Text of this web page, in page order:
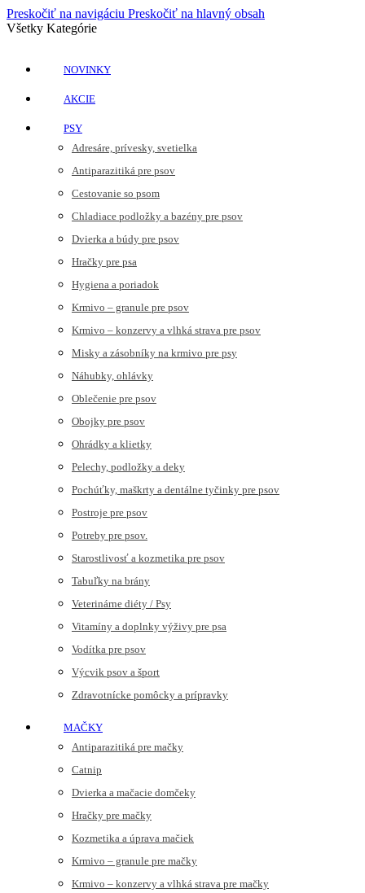
Preskočiť na navigáciu Preskočiť na hlavný obsah
Všetky Kategórie
NOVINKY
AKCIE
PSY
Adresáre, prívesky, svetielka
Antiparazitiká pre psov
Cestovanie so psom
Chladiace podložky a bazény pre psov
Dvierka a búdy pre psov
Hračky pre psa
Hygiena a poriadok
Krmivo – granule pre psov
Krmivo – konzervy a vlhká strava pre psov
Misky a zásobníky na krmivo pre psy
Náhubky, ohlávky
Oblečenie pre psov
Obojky pre psov
Ohrádky a klietky
Pelechy, podložky a deky
Pochúťky, maškrty a dentálne tyčinky pre psov
Postroje pre psov
Potreby pre psov.
Starostlivosť a kozmetika pre psov
Tabuľky na brány
Veterinárne diéty / Psy
Vitamíny a doplnky výživy pre psa
Vodítka pre psov
Výcvik psov a šport
Zdravotnícke pomôcky a prípravky
MAČKY
Antiparazitiká pre mačky
Catnip
Dvierka a mačacie domčeky
Hračky pre mačky
Kozmetika a úprava mačiek
Krmivo – granule pre mačky
Krmivo – konzervy a vlhká strava pre mačky